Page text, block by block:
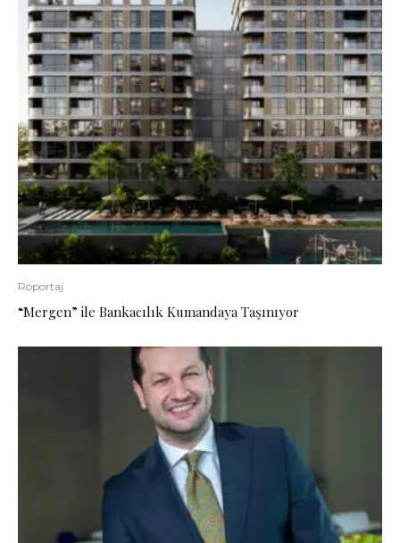
Röportaj
“Mergen” ile Bankacılık Kumandaya Taşınıyor